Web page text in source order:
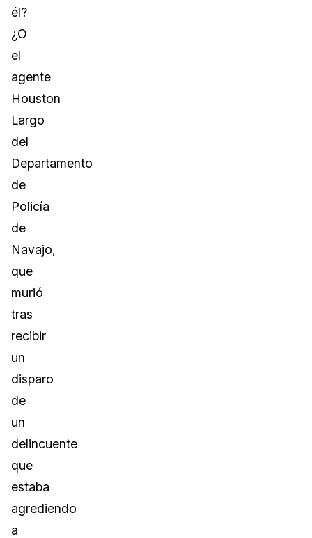
él?
¿O
el
agente
Houston
Largo
del
Departamento
de
Policía
de
Navajo,
que
murió
tras
recibir
un
disparo
de
un
delincuente
que
estaba
agrediendo
a